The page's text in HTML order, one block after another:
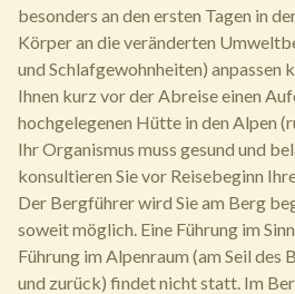
besonders an den ersten Tagen in
Körper an die veränderten
und Schlafgewohnheiten) anpassen
Ihnen kurz vor der Abreise einen
hochgelegenen Hütte in den Alpen
Ihr Organismus muss gesund und
konsultieren Sie vor Reisebeginn
Der Bergführer wird Sie am Berg
soweit möglich. Eine Führung im
Führung im Alpenraum (am Seil des
und zurück) findet nicht statt. Im